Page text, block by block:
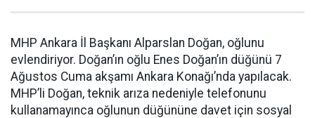
MHP Ankara İl Başkanı Alparslan Doğan, oğlunu
evlendiriyor. Doğan’ın oğlu Enes Doğan’ın düğünü 7
Ağustos Cuma akşamı Ankara Konağı’nda yapılacak.
MHP’li Doğan, teknik arıza nedeniyle telefonunu
kullanamayınca oğlunun düğününe davet için sosyal